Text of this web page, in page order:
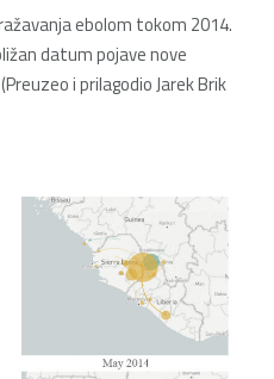
ebolom tokom 2014.
datumpojave nove
Preuzeo i prilagodio Jarek Brik